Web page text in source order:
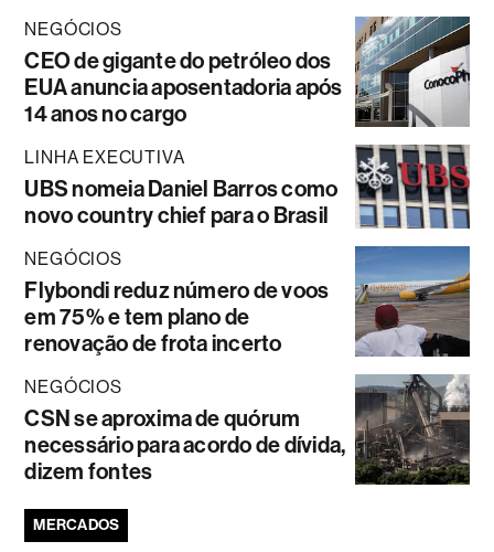
NEGÓCIOS
CEO de gigante do petróleo dos
EUA anuncia aposentadoria após
14 anos no cargo
LINHA EXECUTIVA
UBS nomeia Daniel Barros como
novo country chief para o Brasil
NEGÓCIOS
Flybondi reduz número de voos
em 75% e tem plano de
renovação de frota incerto
NEGÓCIOS
CSN se aproxima de quórum
necessário para acordo de dívida,
dizem fontes
MERCADOS